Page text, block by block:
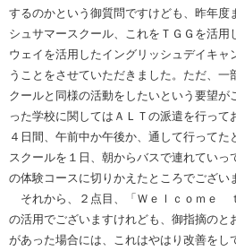
するのかという御質問ですけども、昨年度
シュサマースクール、これをＴＧＧを活用
ウェイを活用したイングリッシュデイキャ
うことをさせていただきました。ただ、一
クールと同様の活動をしたいという要望が
った学校に関してはＡＬＴの派遣を行っ
４日間、午前中か午後か、通して行ってた
スクールを１日、朝からバスで連れていっ
の体験コースに切りかえたところでござい
それから、２点目、「Ｗｅｌｃｏｍｅ
の活用でございますけれども、御指摘のと
があった場合には、これはやはり改善をし